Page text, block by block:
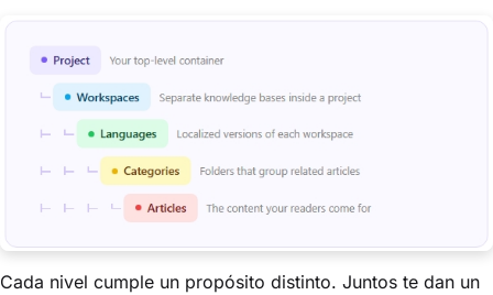
Cada nivel cumple un propósito distinto. Juntos te dan un